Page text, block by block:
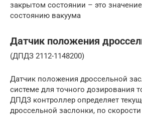
закрытом состоянии – это
состоянию вакуума
Датчик положения
(ДПДЗ 2112-1148200)
Датчик положения дроссельной
системе для точного дозирования
ДПДЗ контроллер определяет
дроссельной заслонки, по